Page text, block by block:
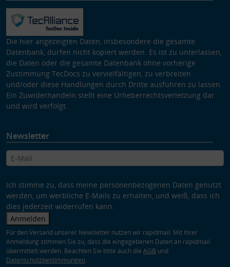
Die hier angezeigten Daten, insbesondere die gesamte
Datenbank, dürfen nicht kopiert werden. Es ist zu unterlassen,
die Daten oder die gesamte Datenbank ohne vorherige
Zustimmung TecDocs zu vervielfältigen, zu verbreiten
und/oder diese Handlungen durch Dritte ausführen zu lassen.
Ein Zuwiderhandeln stellt eine Urheberrechtsverletzung dar
und wird verfolgt.
Newsletter
Ich stimme zu, dass meine personenbezogenen Daten genutzt
werden, um werbliche E-Mails zu erhalten, und weiß, dass ich
dies jederzeit widerrufen kann.
Anmelden
Für den Versand unserer Newsletter nutzen wir rapidmail. Mit Ihrer
Anmeldung stimmen Sie zu, dass die eingegebenen Daten an rapidmail
übermittelt werden. Beachten Sie bitte auch die AGB und
Datenschutzbestimmungen.